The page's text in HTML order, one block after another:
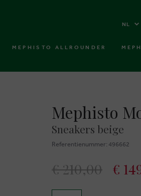
NL
MEPHISTO ALLROUNDER
Mephisto
Sneakers beige
Referentienummer: 496662
€ 210,00 €